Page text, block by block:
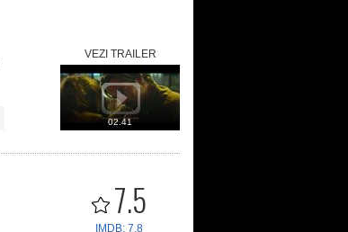
VEZI TRAILER
02.41
7.5
IMDB: 7.8